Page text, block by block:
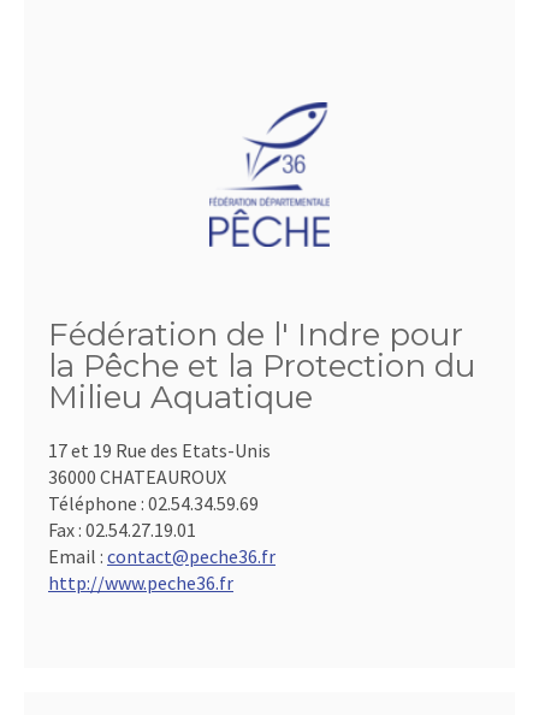
Fédération de l' Indre pour
la Pêche et la Protection du
Milieu Aquatique
17 et 19 Rue des Etats-Unis
36000 CHATEAUROUX
Téléphone : 02.54.34.59.69
Fax : 02.54.27.19.01
Email : contact@peche36.fr
http://www.peche36.fr